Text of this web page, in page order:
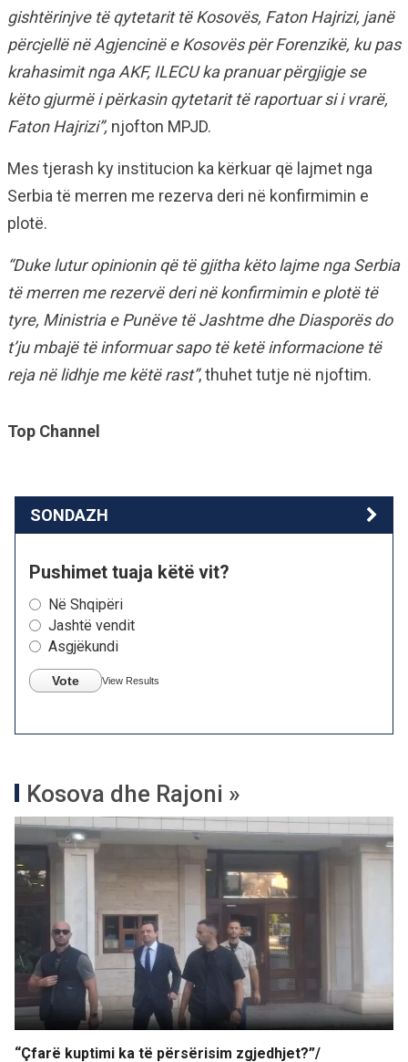
gishtërinjve të qytetarit të Kosovës, Faton Hajrizi, janë
përcjellë në Agjencinë e Kosovës për Forenzikë, ku pas
krahasimit nga AKF, ILECU ka pranuar përgjigje se
këto gjurmë i përkasin qytetarit të raportuar si i vrarë,
Faton Hajrizi”, njofton MPJD.
Mes tjerash ky institucion ka kërkuar që lajmet nga
Serbia të merren me rezerva deri në konfirmimin e
plotë.
“Duke lutur opinionin që të gjitha këto lajme nga Serbia
të merren me rezervë deri në konfirmimin e plotë të
tyre, Ministria e Punëve të Jashtme dhe Diasporës do
t’ju mbajë të informuar sapo të ketë informacione të
reja në lidhje me këtë rast”, thuhet tutje në njoftim.
Top Channel
SONDAZH
Pushimet tuaja këtë vit?
Në Shqipëri
Jashtë vendit
Asgjëkundi
Vote View Results
Kosova dhe Rajoni »
“Çfarë kuptimi ka të përsërisim zgjedhjet?”/